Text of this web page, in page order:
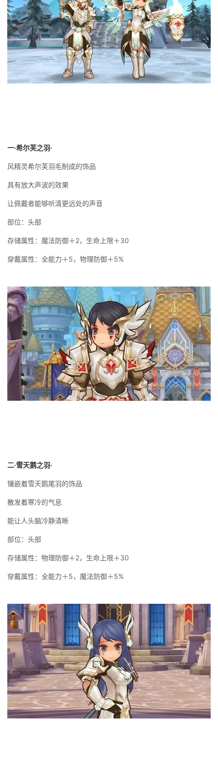
一·希尔芙之羽·
风精灵希尔芙羽毛制成的饰品
具有放大声波的效果
让佩戴者能够听清更远处的声音
部位：头部
存储属性：魔法防御＋2，生命上限＋30
穿戴属性：全能力＋5，物理防御＋5%
二·雪天鹅之羽·
镶嵌着雪天鹅尾羽的饰品
散发着寒冷的气息
能让人头脑冷静清晰
部位：头部
存储属性：物理防御＋2，生命上限＋30
穿戴属性：全能力＋5，魔法防御＋5%